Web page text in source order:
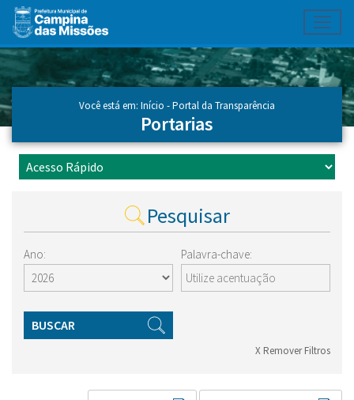
Ir para conteúdo principal
Conteúdo Principal
Você está em: Início -Portal da Transparência
Portarias
Pesquisar
Ano: Palavra-chave:
BUSCAR
X Remover Filtros